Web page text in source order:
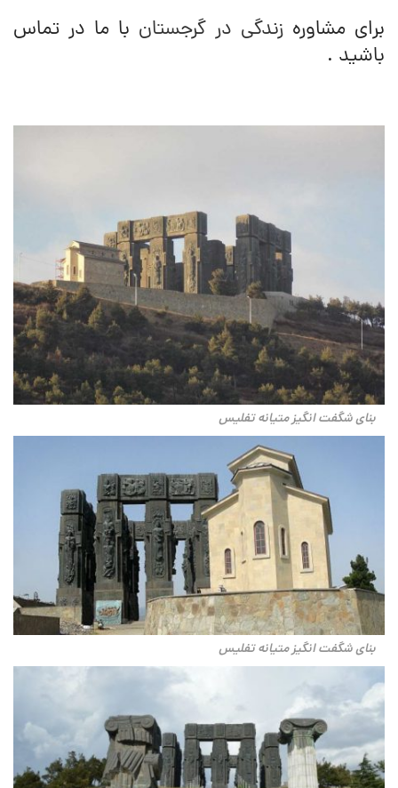
برای مشاورهزندگی در گرجستان با ما در تماس
باشید .
بنای شگفت انگیز متیانه تفلیس
بنای شگفت انگیز متیانه تفلیس